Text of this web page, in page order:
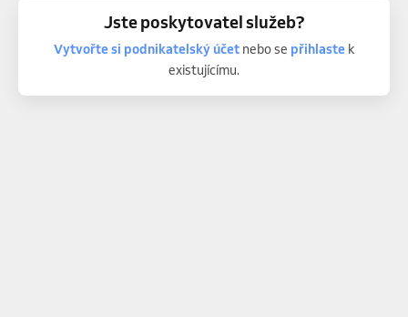
Jste poskytovatel služeb?
Vytvořte si podnikatelský účetnebo se přihlastek
existujícímu.